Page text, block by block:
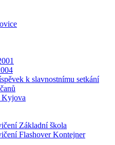
k slavnostnímu setkání
Základní škola
Flashover Kontejner